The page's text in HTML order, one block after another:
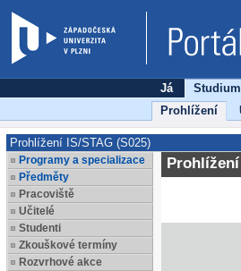
Já
Studium
Prohlížení
Prohlížení IS/STAG (S025)
Programy a specializace
Předměty
Pracoviště
Učitelé
Studenti
Zkouškové termíny
Rozvrhové akce
Prohlížení